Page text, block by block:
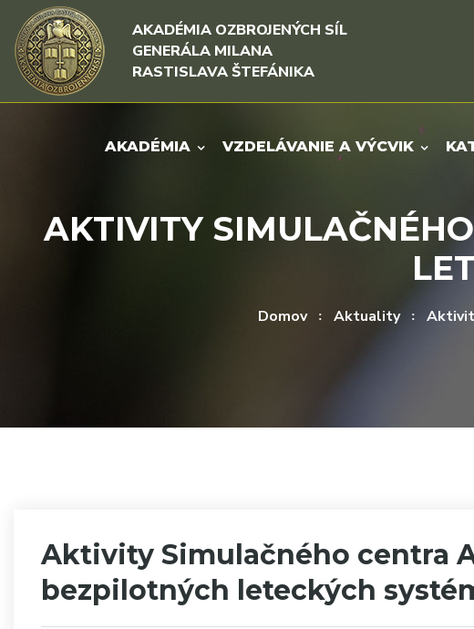
Rovno na obsah
Rovno na menu
AKADÉMIA OZBROJENÝCH SÍL
GENERÁLA MILANA
RASTISLAVA ŠTEFÁNIKA
AKADÉMIA VZDELÁVANIE A VÝCVIK
AKTIVITY
Domov Aktuality
Aktivity Simulačného centra
bezpilotných leteckých